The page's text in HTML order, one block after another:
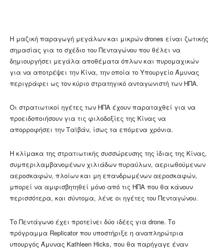
Η μαζική παραγωγή μεγάλων και μικρών drones είναι ζωτικής
σημασίας για το σχέδιο του Πενταγώνου που θέλει να
δημιουργήσει μεγάλα αποθέματα όπλων και πυρομαχικών
για να αποτρέψει την Κίνα, την οποία το Υπουργείο Άμυνας
περιγράφει ως τον κύριο στρατηγικό ανταγωνιστή των ΗΠΑ.
Οι στρατιωτικοί ηγέτες των ΗΠΑ έχουν παραταχθεί για να
προειδοποιήσουν για τις φιλοδοξίες της Κίνας να
απορροφήσει την Ταϊβάν, ίσως τα επόμενα χρόνια.
Η κλίμακα της στρατιωτικής συσσώρευσης της ίδιας της Κίνας,
συμπεριλαμβανομένων χιλιάδων πυραύλων, αεριωθούμενων
αεροσκαφών, πλοίων και μη επανδρωμένων αεροσκαφών,
μπορεί να αμφισβητηθεί μόνο από τις ΗΠΑ που θα κάνουν
περισσότερα, και σύντομα, λένε οι ηγέτες του Πενταγώνου.
Το Πεντάγωνο έχει προτείνει δύο ιδέες για drone. Το
πρόγραμμα Replicator που υποστήριξε η αναπληρώτρια
υπουργός Άμυνας Kathleen Hicks, που θα παρήγαγε έναν